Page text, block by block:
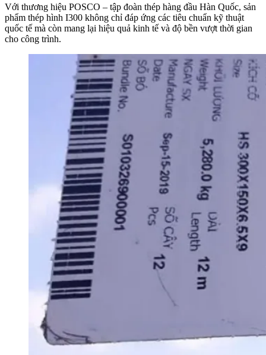
Với thương hiệu POSCO – tập đoàn thép hàng đầu Hàn Quốc, sản
phẩm thép hình I300 không chỉ đáp ứng các tiêu chuẩn kỹ thuật
quốc tế mà còn mang lại hiệu quả kinh tế và độ bền vượt thời gian
cho công trình.